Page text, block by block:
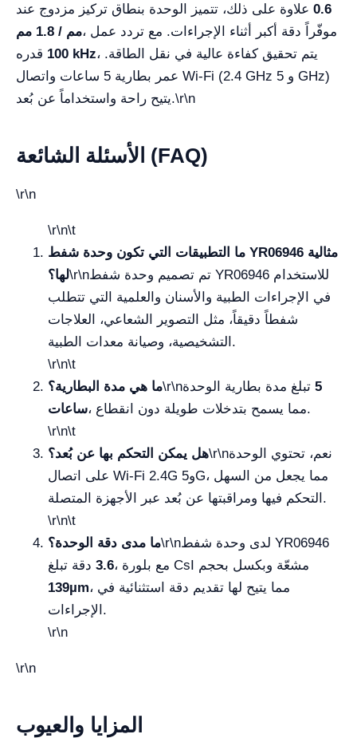
0.6
مم / 1.8 مم، موفّراً دقة أكبر أثناء الإجراءات. مع تردد عمل
100 kHz، يتم تحقيق كفاءة عالية في نقل الطاقة.
عمر بطارية 5 ساعات واتصال Wi‑Fi (2.4 GHz و 5 GHz)
يتيح راحة واستخداماً عن بُعد.\r\n
الأسئلة الشائعة (FAQ)
\r\n
\r\n\t
ما التطبيقات التي تكون وحدة شفط YR06946 مثالية
لها؟\r\nتم تصميم وحدة شفط YR06946 للاستخدام
في الإجراءات الطبية والأسنان والعلمية التي تتطلب
شفطاً دقيقاً، مثل التصوير الشعاعي، العلاجات
التشخيصية، وصيانة معدات الطبية.
\r\n\t
ما هي مدة البطارية؟\r\n
5
ساعات
، مما يسمح بتدخلات طويلة دون انقطاع.
\r\n\t
هل يمكن التحكم بها عن بُعد؟\r\nنعم، تحتوي الوحدة
على اتصال Wi‑Fi 2.4G و5G، مما يجعل من السهل
التحكم فيها ومراقبتها عن بُعد عبر الأجهزة المتصلة.
\r\n\t
ما مدى دقة الوحدة؟\r\nلدى وحدة شفط YR06946
3.6
، مع بلورة CsI مشعّة وبكسل بحجم
139µm، مما يتيح لها تقديم دقة استثنائية في
الإجراءات.
\r\n
\r\n
المزايا والعيوب